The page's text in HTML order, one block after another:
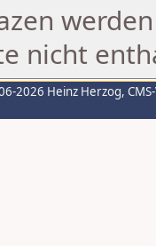
nicht
2026 Heinz Herzog,